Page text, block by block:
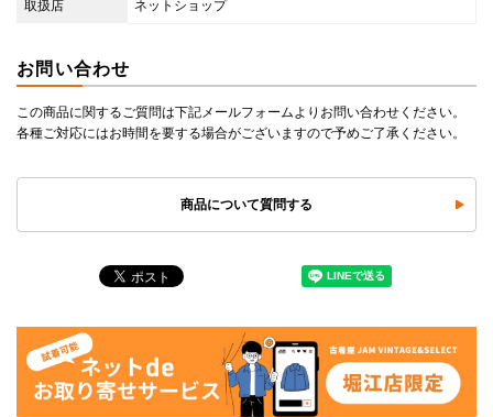
取扱店 ネットショップ
お問い合わせ
この商品に関するご質問は下記メールフォームよりお問い合わせください。
各種ご対応にはお時間を要する場合がございますので予めご了承ください。
商品について質問する